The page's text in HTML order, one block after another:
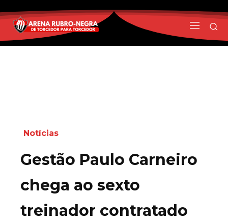
Notícias
Gestão Paulo Carneiro
chega ao sexto
treinador contratado